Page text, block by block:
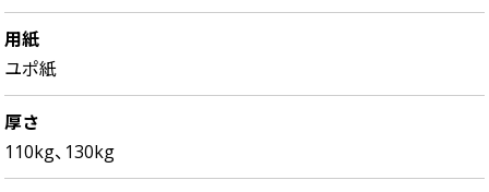
用紙
ユポ紙
厚さ
110kg、130kg